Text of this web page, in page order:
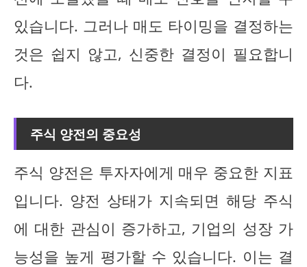
있습니다. 그러나 매도 타이밍을 결정하는
것은 쉽지 않고, 신중한 결정이 필요합니
다.
주식 양전의 중요성
주식 양전은 투자자에게 매우 중요한 지표
입니다. 양전 상태가 지속되면 해당 주식
에 대한 관심이 증가하고, 기업의 성장 가
능성을 높게 평가할 수 있습니다. 이는 결